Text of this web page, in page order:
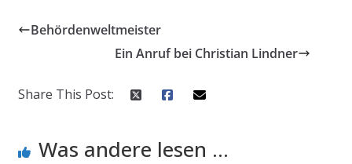
Behördenweltmeister
Ein Anruf bei Christian Lindner
Share This Post:
Was andere lesen ...